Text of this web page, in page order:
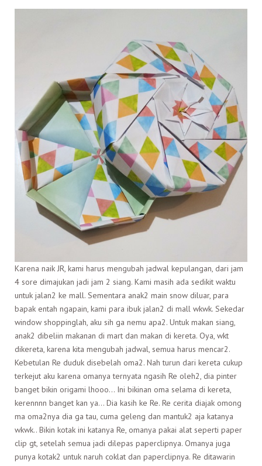
Karena naik JR, kami harus mengubah jadwal kepulangan, dari jam
4 sore dimajukan jadi jam 2 siang. Kami masih ada sedikit waktu
untuk jalan2 ke mall. Sementara anak2 main snow diluar, para
bapak entah ngapain, kami para ibuk jalan2 di mall wkwk. Sekedar
window shoppinglah, aku sih ga nemu apa2. Untuk makan siang,
anak2 dibeliin makanan di mart dan makan di kereta. Oya, wkt
dikereta, karena kita mengubah jadwal, semua harus mencar2.
Kebetulan Re duduk disebelah oma2. Nah turun dari kereta cukup
terkejut aku karena omanya ternyata ngasih Re oleh2, dia pinter
banget bikin origami lhooo… Ini bikinan oma selama di kereta,
kerennnn banget kan ya… Dia kasih ke Re. Re cerita diajak omong
ma oma2nya dia ga tau, cuma geleng dan mantuk2 aja katanya
wkwk.. Bikin kotak ini katanya Re, omanya pakai alat seperti paper
clip gt, setelah semua jadi dilepas paperclipnya. Omanya juga
punya kotak2 untuk naruh coklat dan paperclipnya. Re ditawarin